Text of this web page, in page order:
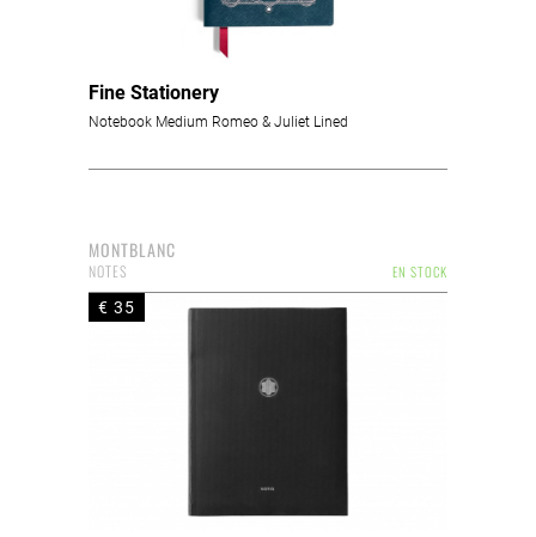
Fine Stationery
Notebook Medium Romeo & Juliet Lined
MONTBLANC
EN STOCK
NOTES
€ 35